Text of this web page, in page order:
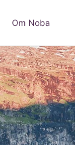
Om Noba